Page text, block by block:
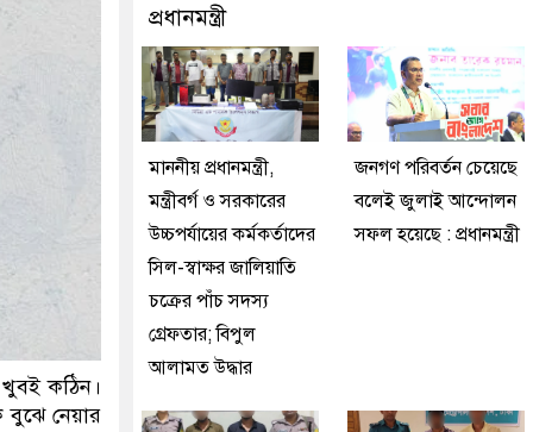
কঠিন।
নেয়ার
প্রধানমন্ত্রী
মাননীয় প্রধানমন্ত্রী,
মন্ত্রীবর্গ ও সরকারের
উচ্চপর্যায়ের কর্মকর্তাদের
সিল-স্বাক্ষর জালিয়াতি
চক্রের পাঁচ সদস্য
গ্রেফতার; বিপুল
আলামত উদ্ধার
জনগণ পরিবর্তন চেয়েছে
বলেই জুলাই আন্দোলন
সফল হয়েছে : প্রধানমন্ত্রী